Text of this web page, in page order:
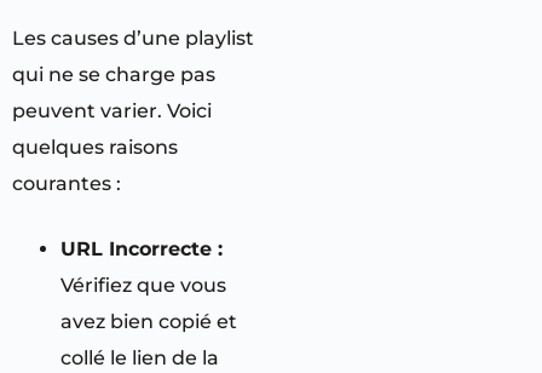
Les causes d’une playlist
qui ne se charge pas
peuvent varier. Voici
quelques raisons
courantes :
URL Incorrecte :
Vérifiez que vous
avez bien copié et
collé le lien de la